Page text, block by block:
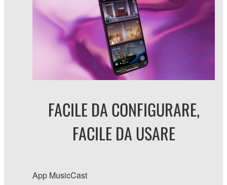
FACILE DA CONFIGURARE,
FACILE DA USARE
App MusicCast